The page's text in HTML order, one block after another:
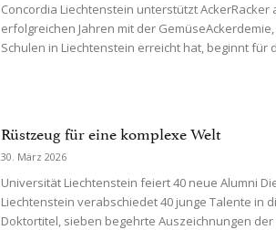
Concordia Liechtenstein unterstützt AckerRacker
erfolgreichen Jahren mit der
Schulen in Liechtenstein erreicht hat, beginnt für
Rüstzeug für eine komplexe Welt
30. März 2026
Universität Liechtenstein feiert 40 neue Alumni
Liechtenstein verabschiedet 40 junge Talente in
Doktortitel, sieben begehrte Auszeichnungen